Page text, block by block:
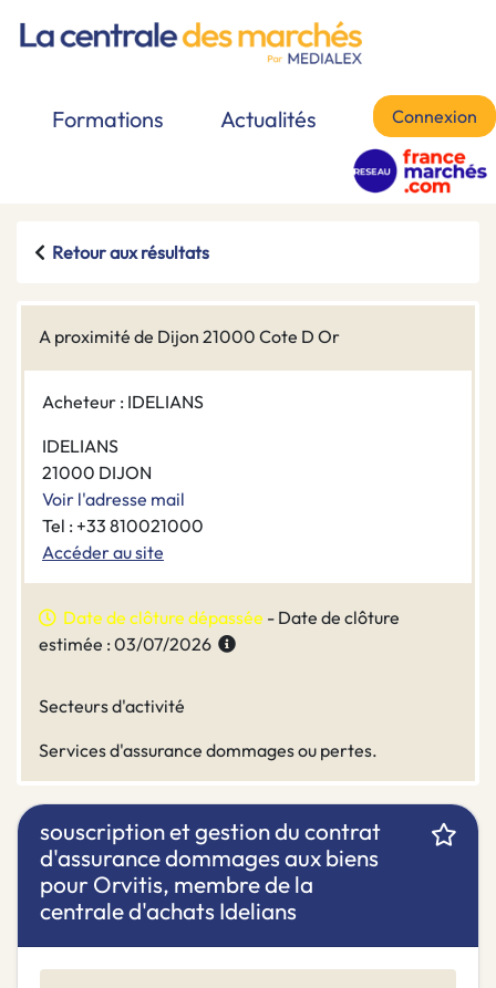
Formations Actualités Connexion
Retour aux résultats
A proximité de Dijon 21000 Cote D Or
Acheteur : IDELIANS
IDELIANS
21000 DIJON
Voir l'adresse mail
Tel : +33 810021000
Accéder au site
Date de clôture dépassée - Date de clôture
estimée : 03/07/2026
Secteurs d'activité
Services d'assurance dommages ou pertes.
souscription et gestion du contrat
d'assurance dommages aux biens
pour Orvitis, membre de la
centrale d'achats Idelians